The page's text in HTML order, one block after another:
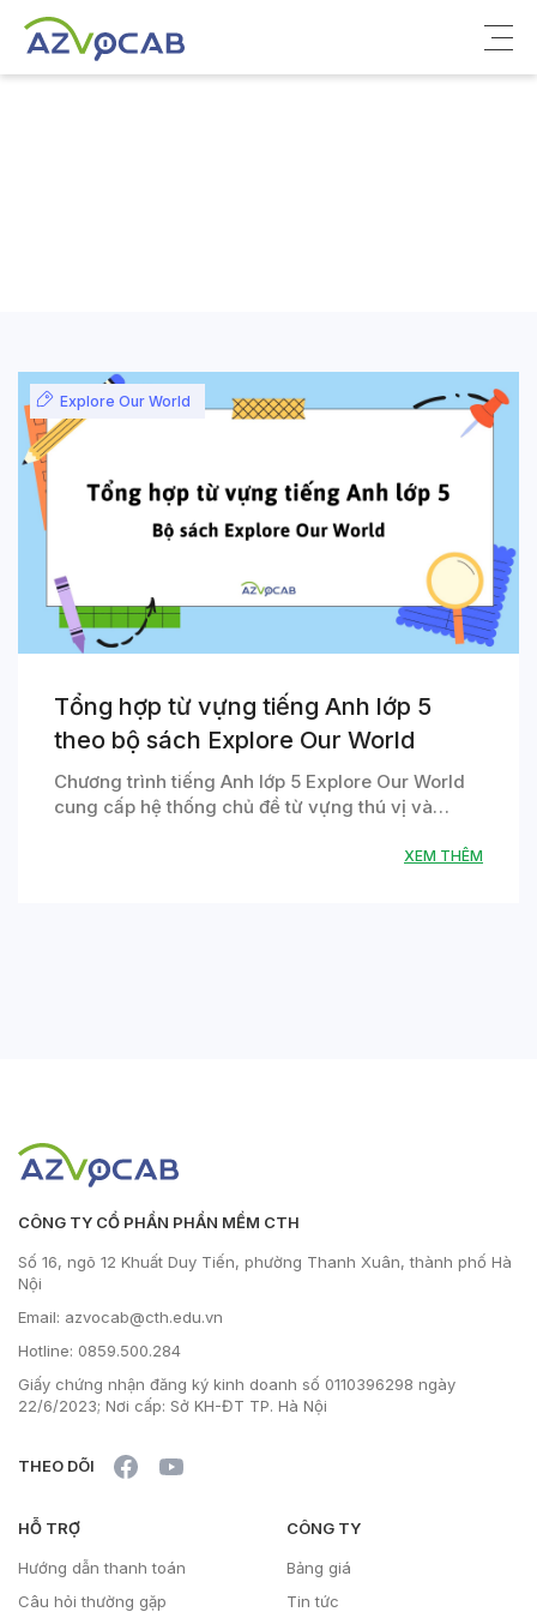
Explore Our World
Tổng hợp từ vựng tiếng Anh lớp 5
theo bộ sách Explore Our World
Chương trình tiếng Anh lớp 5 Explore Our World
cung cấp hệ thống chủ đề từ vựng thú vị và…
XEM THÊM
CÔNG TY CỔ PHẦN PHẦN MỀM CTH
Số 16, ngõ 12 Khuất Duy Tiến, phường Thanh Xuân, thành phố Hà
Nội
Email: azvocab@cth.edu.vn
Hotline: 0859.500.284
Giấy chứng nhận đăng ký kinh doanh số 0110396298 ngày
22/6/2023; Nơi cấp: Sở KH-ĐT TP. Hà Nội
THEO DÕI
HỖ TRỢ
Hướng dẫn thanh toán
Câu hỏi thường gặp
CÔNG TY
Bảng giá
Tin tức